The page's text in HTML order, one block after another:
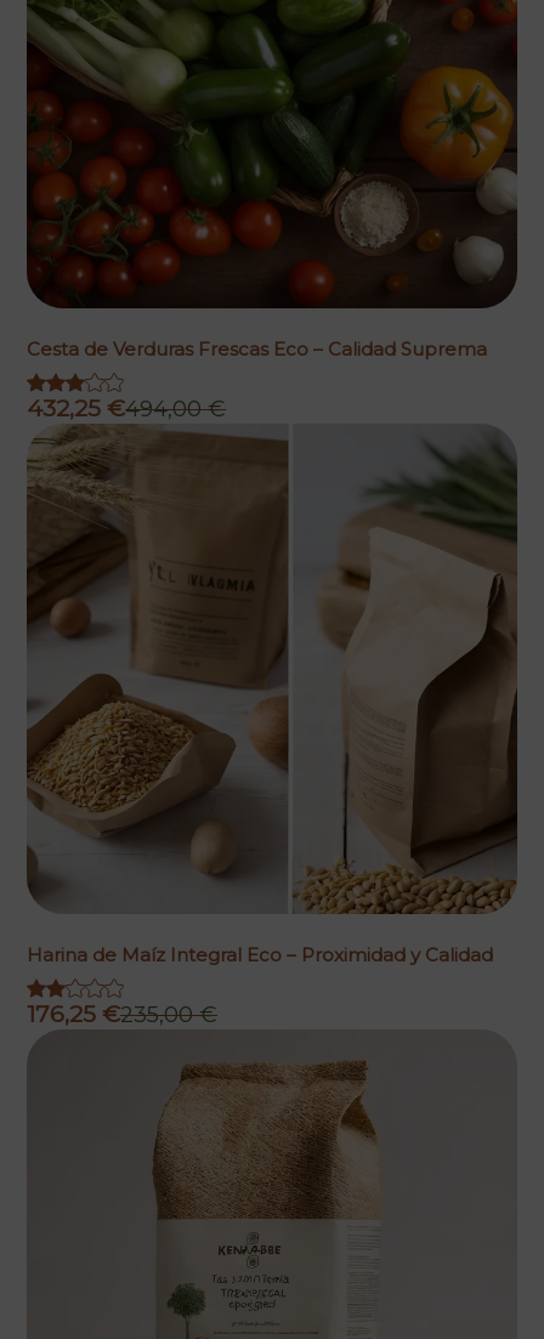
Cesta de Verduras Frescas Eco – Calidad Suprema
494,00€
El
precio
original
era:
494,00 €.
432,25 €
El
precio
actual
432,25 €.
Harina de Maíz Integral Eco – Proximidad y Calidad
235,00€
El
precio
176,25 €
El
precio